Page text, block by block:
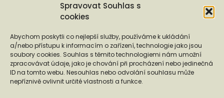
Spravovat Souhlas s
cookies
Abychom poskytli co nejlepší služby, používáme k ukládání
a/nebo přístupu k informacím o zařízení, technologie jako jsou
soubory cookies. Souhlas s těmito technologiemi nám umožní
zpracovávat údaje, jako je chování při procházení nebo jedinečná
ID na tomto webu. Nesouhlas nebo odvolání souhlasu může
nepříznivě ovlivnit určité vlastnosti a funkce.
Podporují nás...
❬